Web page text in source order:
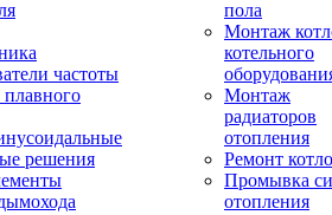
частоты
плавного
решения
пола
Монтаж
котельного
Монтаж
радиаторов
отопления
Ремонт
Промывка
отопления